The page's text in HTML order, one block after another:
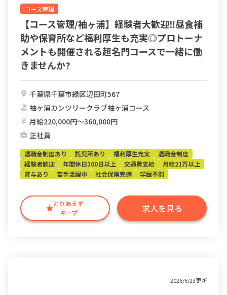
コース管理
【コース管理/袖ヶ浦】経験者大歓迎‼︎昼食補
助や保育所など福利厚生も充実◎プロトーナ
メントも開催される超名門コースで一緒に働
きませんか?
千葉県千葉市緑区辺田町567
袖ヶ浦カンツリークラブ袖ヶ浦コース
月給220,000円〜360,000円
正社員
とりあえず
キープ
求人を見る
退職金制度あり 託児所あり 福利厚生充実
退職金制度
経験者歓迎
年間休日100日以上 交通費支給
月給21万以上
賞与あり
若手活躍中 社会保険完備 学歴不問
2026/6/23更新